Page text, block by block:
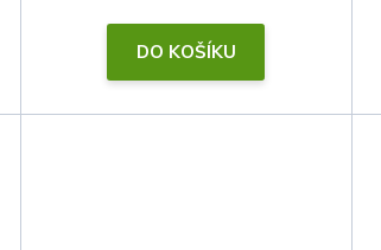
DO KOŠÍKU